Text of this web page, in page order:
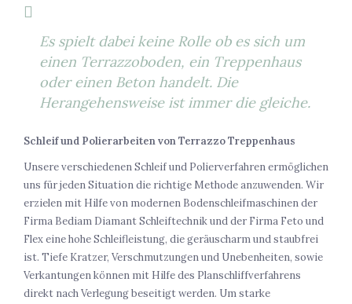
Es spielt dabei keine Rolle ob es sich um
einen Terrazzoboden, ein Treppenhaus
oder einen Beton handelt. Die
Herangehensweise ist immer die gleiche.
Schleif und Polierarbeiten von Terrazzo Treppenhaus
Unsere verschiedenen Schleif und Polierverfahren ermöglichen
uns für jeden Situation die richtige Methode anzuwenden. Wir
erzielen mit Hilfe von modernen Bodenschleifmaschinen der
Firma Bediam Diamant Schleiftechnik und der Firma Feto und
Flex eine hohe Schleifleistung, die geräuscharm und staubfrei
ist. Tiefe Kratzer, Verschmutzungen und Unebenheiten, sowie
Verkantungen können mit Hilfe des Planschliffverfahrens
direkt nach Verlegung beseitigt werden. Um starke